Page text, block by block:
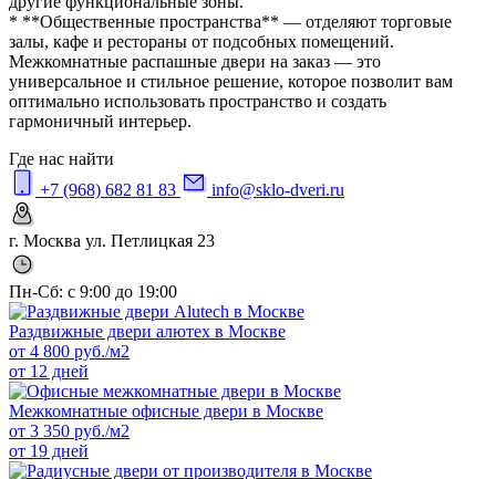
* **Общественные пространства** — отделяют торговые
залы, кафе и рестораны от подсобных помещений.
Межкомнатные распашные двери на заказ — это
универсальное и стильное решение, которое позволит вам
оптимально использовать пространство и создать
гармоничный интерьер.
Где нас найти
+7 (968) 682 81 83
info@sklo-dveri.ru
г. Москва ул. Петлицкая 23
Пн-Сб: с 9:00 до 19:00
Раздвижные двери алютех в Москве
от 4 800 руб./м2
от 12 дней
Межкомнатные офисные двери в Москве
от 3 350 руб./м2
от 19 дней